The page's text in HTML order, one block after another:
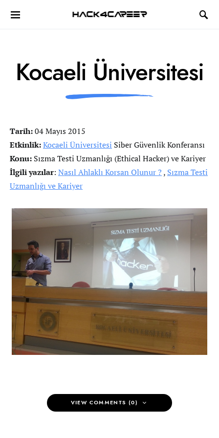
Hack4Career
Kocaeli Üniversitesi
Tarih:04 Mayıs 2015
Etkinlik:Kocaeli Üniversitesi Siber Güvenlik Konferansı
Konu: Sızma Testi Uzmanlığı (Ethical Hacker) ve Kariyer
İlgili yazılar: Nasıl Ahlaklı Korsan Olunur ? , Sızma Testi
Uzmanlığı ve Kariyer
VIEW COMMENTS (0)